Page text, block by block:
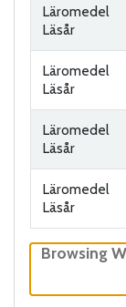
Läromedel
Läsår
Läromedel
Läsår
Läromedel
Läsår
Läromedel
Läsår
Browsing